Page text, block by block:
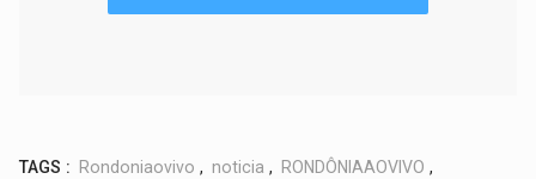
TAGS : Rondoniaovivo , noticia , RONDÔNIAAOVIVO ,